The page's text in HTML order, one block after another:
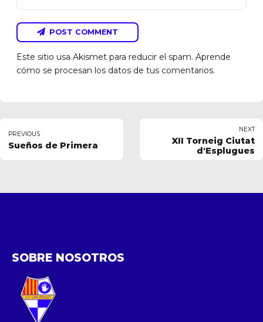
POST COMMENT
Este sitio usa Akismet para reducir el spam. Aprende
cómo se procesan los datos de tus comentarios.
PREVIOUS
Sueños de Primera
NEXT
XII Torneig Ciutat
d'Esplugues
SOBRE NOSOTROS